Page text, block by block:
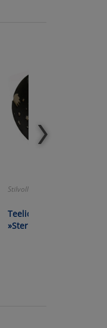
Stilvoll und elegant!
Teelichthalter
»Sternenhimmel«